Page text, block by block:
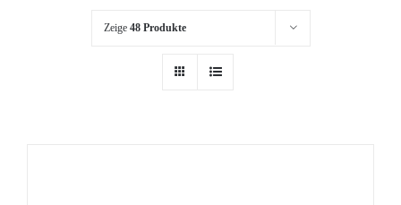
Zeige 48 Produkte